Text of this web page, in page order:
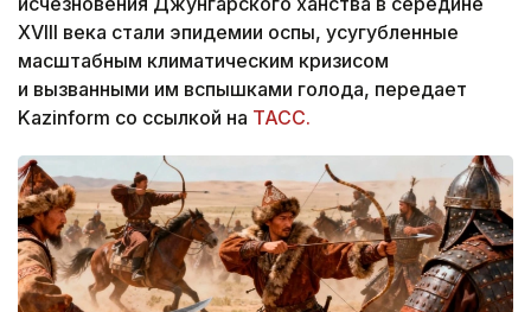
XVIII века стали эпидемии оспы, усугубленные
масштабным климатическим кризисом
и вызванными им вспышками голода, передает
Kazinform со ссылкой на ТАСС.